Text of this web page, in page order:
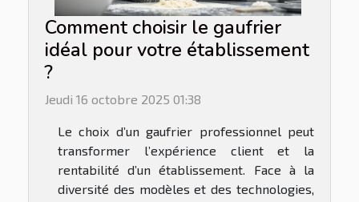
Comment choisir le gaufrier
idéal pour votre établissement
?
Jeudi 16 octobre 2025 01:38
Le choix d’un gaufrier professionnel peut
transformer l’expérience client et la
rentabilité d’un établissement. Face à la
diversité des modèles et des technologies,